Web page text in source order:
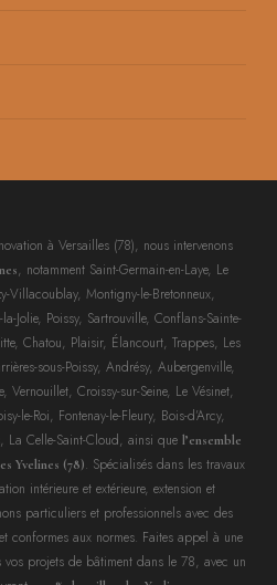
à Versailles (78), nous intervenons
, notamment Saint-Germain-en-Laye, Le
Villacoublay, Montigny-le-Bretonneux,
Jolie, Poissy, Sartrouville, Conflans-Sainte-
Chatou, Plaisir, Élancourt, Trappes, Les
sous-Poissy, Andrésy, Aubergenville,
Vernouillet, Croissy-sur-Seine, Le Vésinet,
le-Roi, Fontenay-le-Fleury, Bois-d’Arcy,
La Celle-Saint-Cloud, ainsi que l’ensemble
Yvelines (78). Spécialisés dans les travaux
intérieure et extérieure, extension et
particuliers et professionnels avec des
conformes aux normes. Faites appel à une
projets de bâtiment dans le 78, avec un